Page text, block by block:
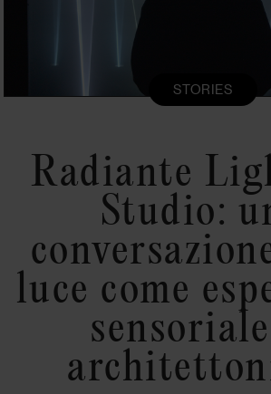
STORIES
Radiante
Studio:
luce come